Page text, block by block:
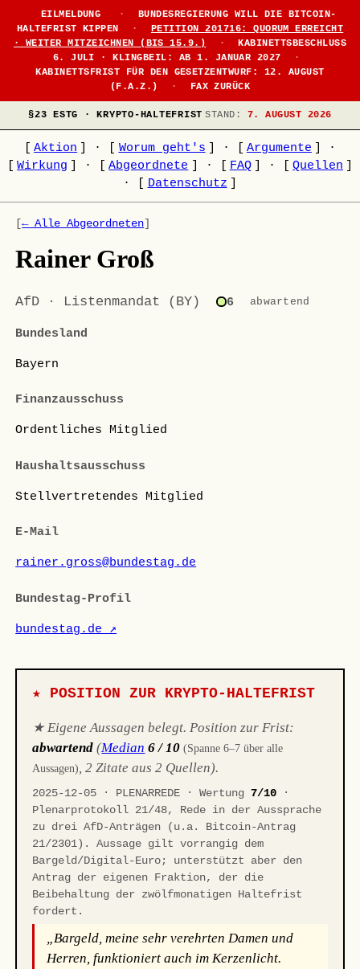
EILMELDUNG ·
BUNDESREGIERUNG WILL DIE BITCOIN-
HALTEFRIST KIPPEN
·
PETITION 201716: QUORUM ERREICHT
· WEITER MITZEICHNEN (BIS 15.9.)
·
KABINETTSBESCHLUSS
6. JULI · KLINGBEIL: AB 1. JANUAR 2027
·
KABINETTSFRIST FÜR DEN GESETZENTWURF: 12. AUGUST
(F.A.Z.)
· FAX ZURÜCK
§23 ESTG · KRYPTO-HALTEFRIST STAND: 7. AUGUST 2026
Aktion · Worum geht's · Argumente
·
Wirkung · Abgeordnete · FAQ · Quellen
·
Datenschutz
[← Alle Abgeordneten]
Rainer Groß
AfD · Listenmandat (BY) 6 abwartend
Bundesland
Bayern
Finanzausschuss
Ordentliches Mitglied
Haushaltsausschuss
Stellvertretendes Mitglied
E-Mail
rainer.gross@bundestag.de
Bundestag-Profil
bundestag.de ↗
★ POSITION ZUR KRYPTO-HALTEFRIST
★ Eigene Aussagen belegt. Position zur Frist:
abwartend (Median 6 / 10 (Spanne 6–7 über alle
Aussagen) , 2 Zitate aus 2 Quellen).
2025-12-05 · PLENARREDE · Wertung7/10 ·
Plenarprotokoll 21/48, Rede in der Aussprache
zu drei AfD-Anträgen (u.a. Bitcoin-Antrag
21/2301). Aussage gilt vorrangig dem
Bargeld/Digital-Euro; unterstützt aber den
Antrag der eigenen Fraktion, der die
Beibehaltung der zwölfmonatigen Haltefrist
fordert.
„Bargeld, meine sehr verehrten Damen und
Herren, funktioniert auch im Kerzenlicht.